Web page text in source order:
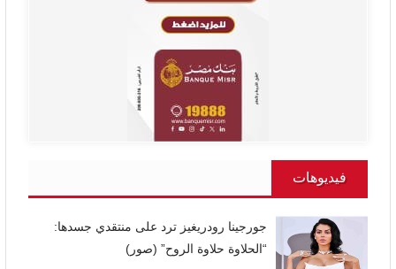
فيديوهات
جورجينا رودريغيز ترد على منتقدي جسدها:
“الحلاوة حلاوة الروح” (صور)